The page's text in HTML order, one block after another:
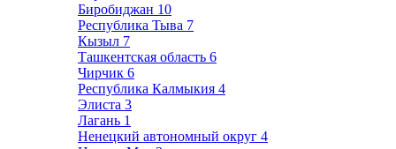
Биробиджан 10
Республика Тыва 7
Кызыл 7
Ташкентская область 6
Чирчик 6
Республика Калмыкия 4
Элиста 3
Лагань 1
Ненецкий автономный округ 4